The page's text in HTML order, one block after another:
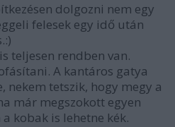
dolgozni nem egy
felesek egy idő után
teljesen rendben van.
A kantáros gatya
nekem tetszik, hogy megy a
már megszokott egyen
kobak is lehetne kék.